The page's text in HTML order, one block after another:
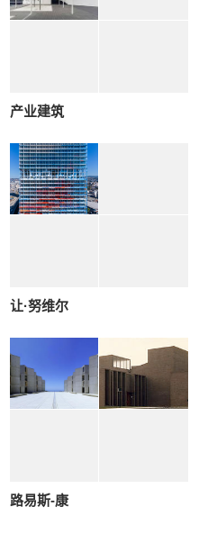
产业建筑
让·努维尔
路易斯-康